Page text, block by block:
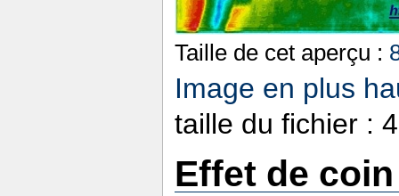
Taille de cet aperçu :
Image en plus
taille du fichier :
Effet de